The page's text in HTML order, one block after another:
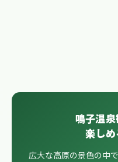
鳴子温
楽し
広大な高原の景色の中